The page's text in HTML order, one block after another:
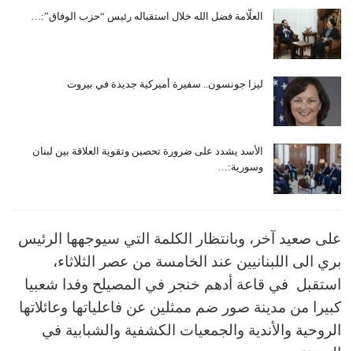
العلّامة فضل الله خلال استقباله رئيس “حزب الوفاق”:…
ليزا جونسون.. سفيرة أميركية جديدة في بيروت
الأسد يشدد على ضرورة تحصين وتقوية العلاقة بين لبنان
وسورية:…
على صعيد آخر، وبانتظار الكلمة التي سيوجهها الرئيس
بري الى اللبنانيين عند الخامسة من عصر الثلاثاء،
استقبل في قاعة أدهم خنجر في المصيلح وفدا شعبيا
كبيرا من مدينة صور ضم ممثلين عن فاعلياتها وعائلاتها
الروحية والأندية والجمعيات الكشفية والشبابية في